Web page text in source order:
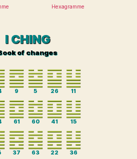
Hexagramme
I CHING
of changes
9 5 26 11
61 60 41 15
37 63 22 36